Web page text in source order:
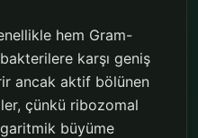
hem Gram-
karşı geniş
ancak aktif bölünen
çünkü ribozomal
büyüme